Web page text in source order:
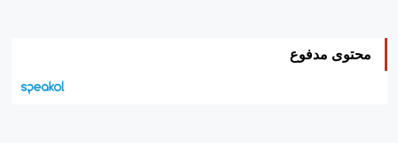
محتوى مدفوع